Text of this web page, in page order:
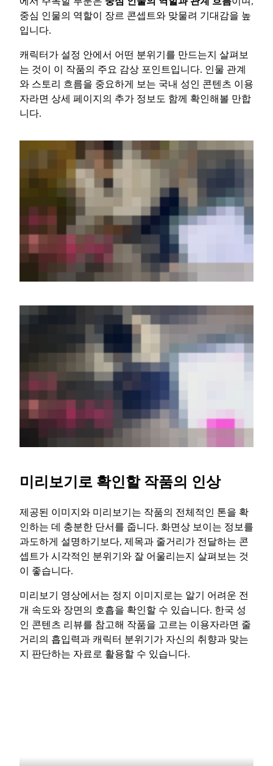
중심 인물의 역할이 장르 콘셉트와 맞물려 기대감을 높
입니다.
캐릭터가 설정 안에서 어떤 분위기를 만드는지 살펴보
는 것이 이 작품의 주요 감상 포인트입니다. 인물 관계
와 스토리 흐름을 중요하게 보는 국내 성인 콘텐츠 이용
자라면 상세 페이지의 추가 정보도 함께 확인해볼 만합
니다.
미리보기로 확인할 작품의 인상
제공된 이미지와 미리보기는 작품의 전체적인 톤을 확
인하는 데 충분한 단서를 줍니다. 화면상 보이는 정보를
과도하게 설명하기보다, 제목과 줄거리가 전달하는 콘
셉트가 시각적인 분위기와 잘 어울리는지 살펴보는 것
이 좋습니다.
미리보기 영상에서는 정지 이미지로는 알기 어려운 전
개 속도와 장면의 호흡을 확인할 수 있습니다. 한국 성
인 콘텐츠 리뷰를 참고해 작품을 고르는 이용자라면 줄
거리의 흡입력과 캐릭터 분위기가 자신의 취향과 맞는
지 판단하는 자료로 활용할 수 있습니다.